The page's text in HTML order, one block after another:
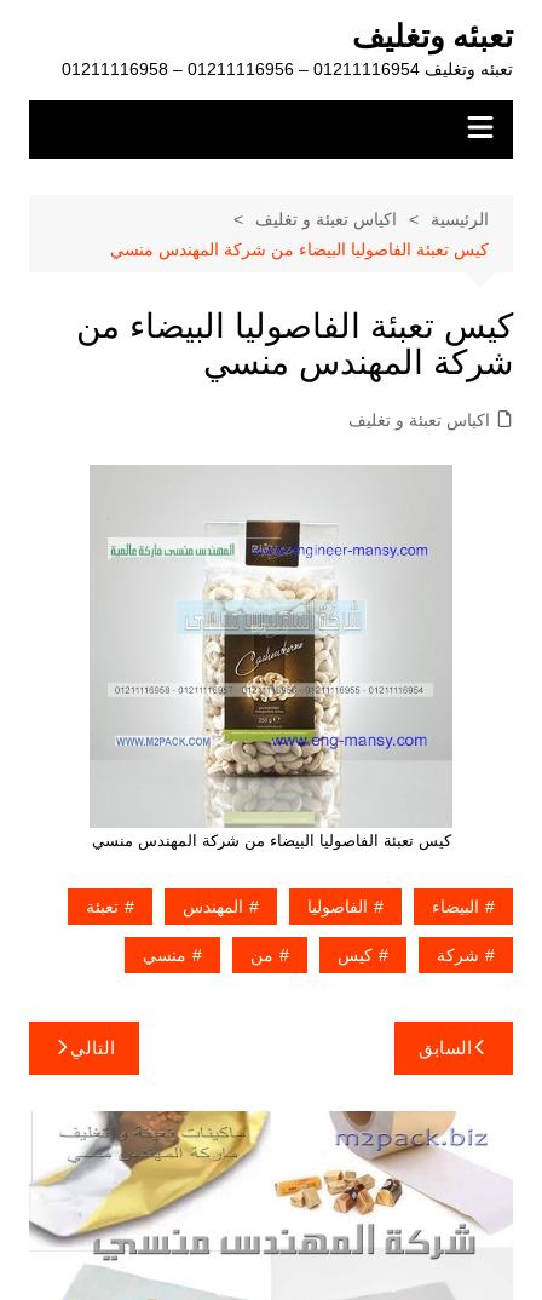
المحتوى
تعبئه وتغليف
تعبئه وتغليف 01211116954 – 01211116956 – 01211116958
الرئيسية
اكياس تعبئة و تغليف
كيس تعبئة الفاصوليا البيضاء من شركة المهندس منسي
كيس تعبئة الفاصوليا البيضاء من
شركة المهندس منسي
اكياس تعبئة و تغليف
كيس تعبئة الفاصوليا البيضاء من شركة المهندس منسي
البيضاء الفاصوليا المهندس تعبئة
شركة كيس من منسي
تصفّح
المقالات
السابق التالي